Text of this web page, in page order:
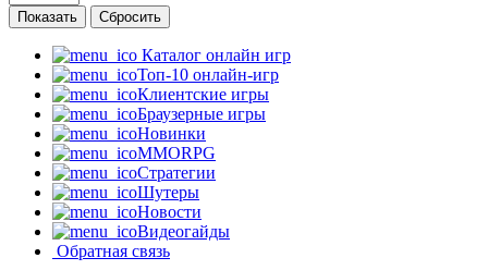
Каталог онлайн игр
Топ-10 онлайн-игр
Клиентские игры
Браузерные игры
Новинки
MMORPG
Стратегии
Шутеры
Новости
Видеогайды
Обратная связь